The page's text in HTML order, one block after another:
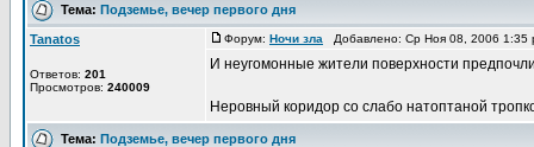
Тема: Подземье, вечер первого дня
Tanatos
Ответов: 201
Просмотров: 240009
Форум: Ночи зла Добавлено: Ср Ноя 08, 2006
И неугомонные жители поверхности
Неровный коридор со слабо натоптаной
Тема: Подземье, вечер первого дня